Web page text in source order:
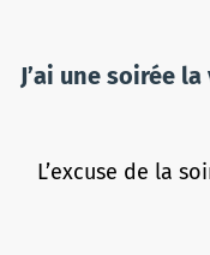
J’ai une soirée
L’excuse de la